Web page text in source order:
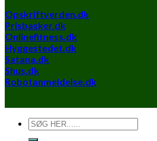
Opskriftverden.dk
Prisbasker.dk
Onlinefitness.dk
Hyggestedet.dk
Satana.dk
Shus.dk
Robotanmeldelse.dk
Søg
efter: